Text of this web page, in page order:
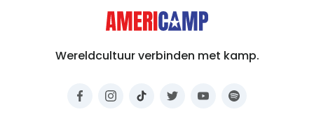
Wereldcultuur verbinden met kamp.